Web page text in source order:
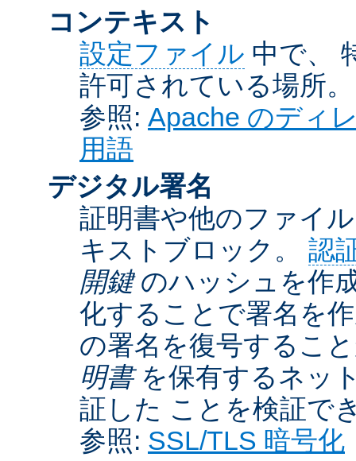
コンテキスト
設定ファイル 中で、
許可されている場所。
参照: Apache のディ
用語
デジタル署名
証明書や他のファイ
キストブロック。 認
開鍵のハッシュを作
化することで署名を
の署名を復号するこ
明書を保有するネッ
証した ことを検証で
参照: SSL/TLS 暗号化